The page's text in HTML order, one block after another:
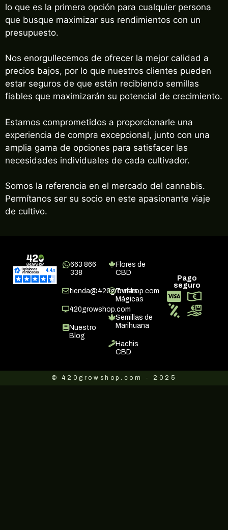
lo que es la primera opción para cualquier persona
que busque maximizar sus rendimientos con un
presupuesto.
Nos enorgullecemos de ofrecer la mejor calidad a
precios bajos, por lo que nuestros clientes pueden
estar seguros de que están recibiendo semillas
fiables que maximizarán su potencial de crecimiento.
Estamos comprometidos a proporcionarle una
experiencia de compra excepcional, junto con una
amplia gama de opciones para satisfacer las
necesidades individuales de cada cultivador.
Somos la referencia en el mercado del cannabis.
Permítanos ser su socio en este apasionante viaje
de cultivo.
663 866
338
tienda@420growshop.com
420growshop.com
Nuestro
Blog
Flores de
CBD
Trufas
Mágicas
Semillas de
Marihuana
Hachis
CBD
Pago
seguro
© 420growshop.com - 2025